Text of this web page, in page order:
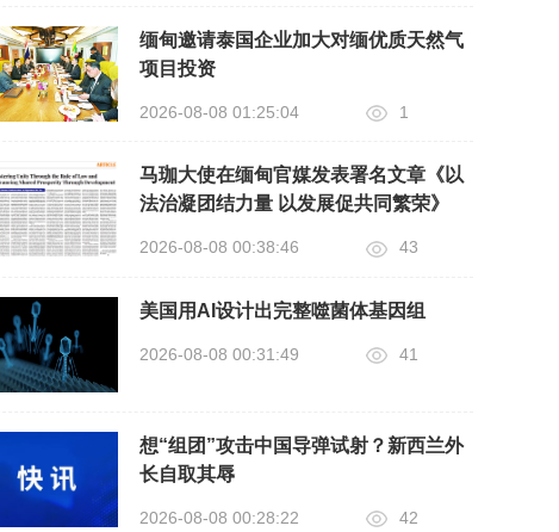
缅甸邀请泰国企业加大对缅优质天然气
项目投资
2026-08-08 01:25:04 1
马珈大使在缅甸官媒发表署名文章《以
法治凝团结力量 以发展促共同繁荣》
2026-08-08 00:38:46 43
美国用AI设计出完整噬菌体基因组
2026-08-08 00:31:49 41
想“组团”攻击中国导弹试射？新西兰外
长自取其辱
2026-08-08 00:28:22 42